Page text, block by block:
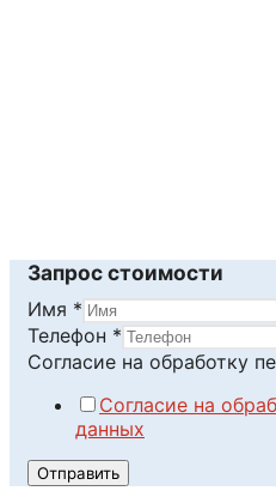
Запрос стоимости
Имя *
обработку
Телефон
Телефон *
Согласие на обработку
Согласие на
данных
Отправить